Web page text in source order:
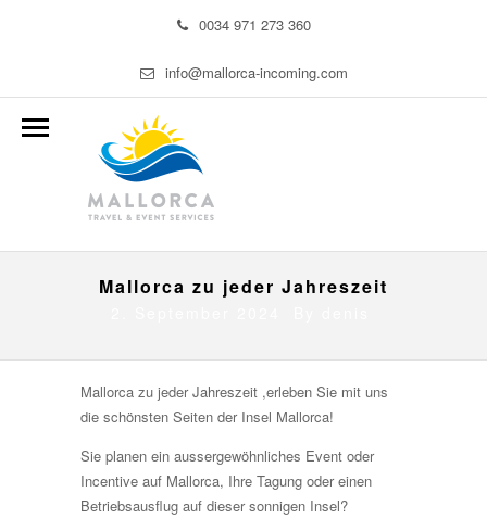
0034 971 273 360
info@mallorca-incoming.com
Mallorca zu jeder Jahreszeit
Mallorca zu jeder Jahreszeit ,erleben Sie mit uns
die schönsten Seiten der Insel Mallorca!
Sie planen ein aussergewöhnliches Event oder
Incentive auf Mallorca, Ihre Tagung oder einen
Betriebsausflug auf dieser sonnigen Insel?